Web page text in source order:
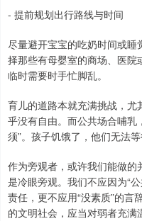
- 提前规划出行路线与时间
尽量避开宝宝的吃奶时间或
择那些有母婴室的商场、医
临时需要时手忙脚乱。
育儿的道路本就充满挑战，
乎没有自由。而公共场合哺乳
须”。孩子饥饿了，他们无法等
作为旁观者，或许我们能做
是冷眼旁观。我们不应因为“
责任，更不应用“没素质”的言
的文明社会，应当对弱者充满